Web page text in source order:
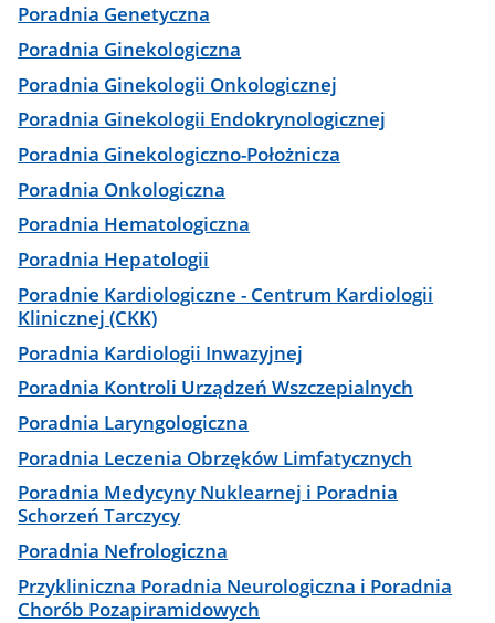
Poradnia Genetyczna
Poradnia Ginekologiczna
Poradnia Ginekologii Onkologicznej
Poradnia Ginekologii Endokrynologicznej
Poradnia Ginekologiczno-Położnicza
Poradnia Onkologiczna
Poradnia Hematologiczna
Poradnia Hepatologii
Poradnie Kardiologiczne - Centrum Kardiologii
Klinicznej (CKK)
Poradnia Kardiologii Inwazyjnej
Poradnia Kontroli Urządzeń Wszczepialnych
Poradnia Laryngologiczna
Poradnia Leczenia Obrzęków Limfatycznych
Poradnia Medycyny Nuklearnej i Poradnia
Schorzeń Tarczycy
Poradnia Nefrologiczna
Przykliniczna Poradnia Neurologiczna i Poradnia
Chorób Pozapiramidowych